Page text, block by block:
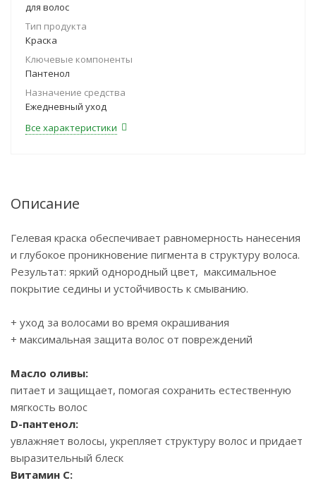
для волос
Тип продукта
Краска
Ключевые компоненты
Пантенол
Назначение средства
Ежедневный уход
Все характеристики
Описание
Гелевая краска обеспечивает равномерность нанесения
и глубокое проникновение пигмента в структуру волоса.
Результат: яркий однородный цвет, максимальное
покрытие седины и устойчивость к смыванию.
+ уход за волосами во время окрашивания
+ максимальная защита волос от повреждений
Масло оливы:
питает и защищает, помогая сохранить естественную
мягкость волос
D-пантенол:
увлажняет волосы, укрепляет структуру волос и придает
выразительный блеск
Витамин С: